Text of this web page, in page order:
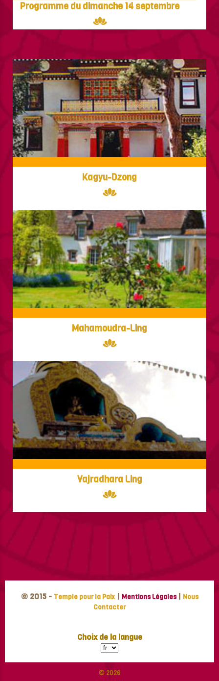
Programme du dimanche 14 septembre
Kagyu-Dzong
Mahamoudra-Ling
Vajradhara Ling
© 2015 - Temple pour la Paix | Mentions Légales | Nous
Contacter
Choix de la langue
© 2026